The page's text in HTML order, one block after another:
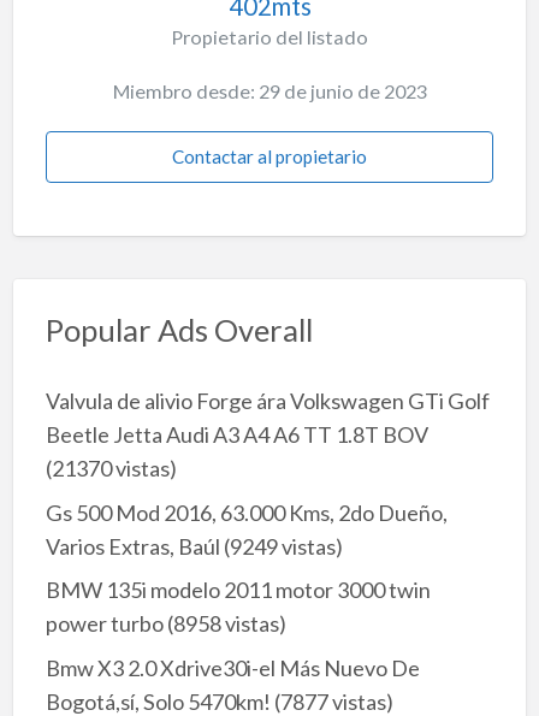
Propietario del listado
Miembro desde: 29 de junio de 2023
Contactar al propietario
Popular Ads Overall
Valvula de alivio Forge ára Volkswagen GTi Golf
Beetle Jetta Audi A3 A4 A6 TT 1.8T BOV
(21370 vistas)
Gs 500 Mod 2016, 63.000 Kms, 2do Dueño,
Varios Extras, Baúl (9249 vistas)
BMW 135i modelo 2011 motor 3000 twin
power turbo(8958 vistas)
Bmw X3 2.0 Xdrive30i-el Más Nuevo De
Bogotá,sí, Solo 5470km! (7877 vistas)